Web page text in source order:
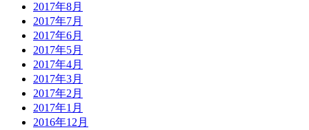
2017年8月
2017年7月
2017年6月
2017年5月
2017年4月
2017年3月
2017年2月
2017年1月
2016年12月